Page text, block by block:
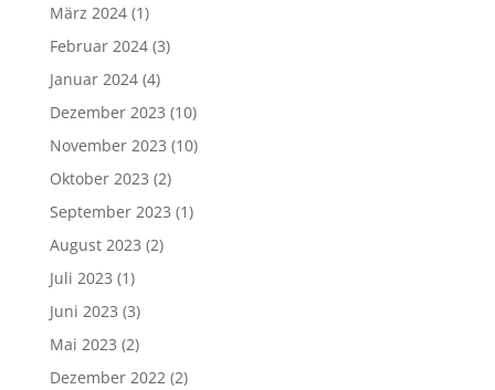
März 2024(1)
Februar 2024(3)
Januar 2024(4)
Dezember 2023 (10)
November 2023 (10)
Oktober 2023 (2)
September 2023 (1)
August 2023 (2)
Juli 2023 (1)
Juni 2023 (3)
Mai 2023 (2)
Dezember 2022(2)